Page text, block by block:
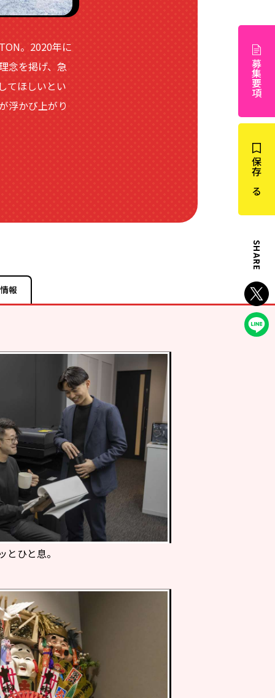
募集要項
保存する
SHARE
。2020年に
念を掲げ、急
てほしいとい
浮かび上がり
報
ひと息。